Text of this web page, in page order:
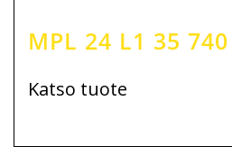
MPL 24 L1 35
Katso tuote